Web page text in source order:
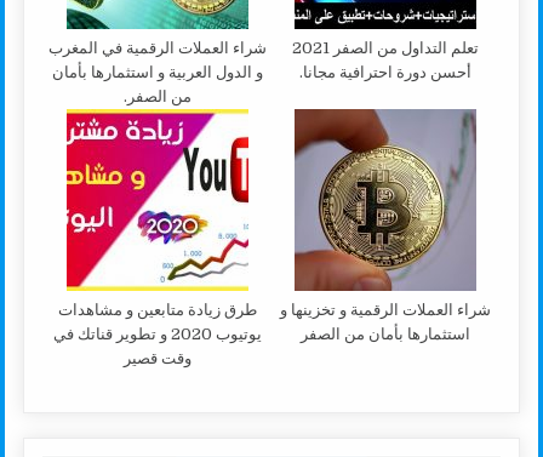
تعلم التداول من الصفر 2021
أحسن دورة احترافية مجانا.
شراء العملات الرقمية في المغرب
و الدول العربية و استثمارها بأمان
من الصفر.
شراء العملات الرقمية و تخزينها و
استثمارها بأمان من الصفر
طرق زيادة متابعين و مشاهدات
يوتيوب 2020 و تطوير قناتك في
وقت قصير